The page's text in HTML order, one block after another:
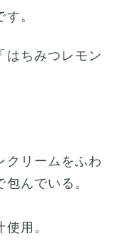
。
はちみつレモン
クリームをふわ
んでいる。
用。